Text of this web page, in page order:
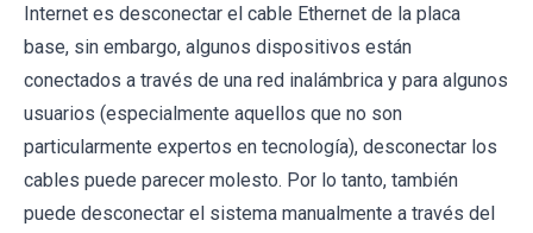
Internet es desconectar el cable Ethernet de la placa
base, sin embargo, algunos dispositivos están
conectados a través de una red inalámbrica y para algunos
usuarios (especialmente aquellos que no son
particularmente expertos en tecnología), desconectar los
cables puede parecer molesto. Por lo tanto, también
puede desconectar el sistema manualmente a través del